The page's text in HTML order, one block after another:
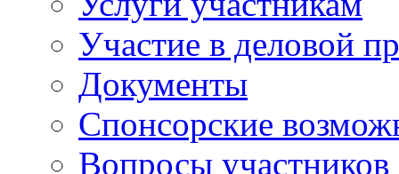
Участие в деловой
Документы
Спонсорские
Вопросы участников